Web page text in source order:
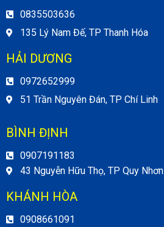
0835503636
135 Lý Nam Đế, TP Thanh Hóa
HẢI DƯƠNG
0972652999
51 Trần Nguyên Đán, TP Chí Linh
BÌNH ĐỊNH
0907191183
43 Nguyễn Hữu Thọ, TP Quy Nhơn
KHÁNH HÒA
0908661091